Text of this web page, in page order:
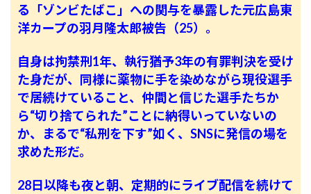
る「ゾンビたばこ」への関与を暴露した元広島東
洋カープの羽月隆太郎被告（25）。
自身は拘禁刑1年、執行猶予3年の有罪判決を受け
た身だが、同様に薬物に手を染めながら現役選手
で居続けていること、仲間と信じた選手たちか
ら“切り捨てられた”ことに納得いっていないの
か、まるで“私刑を下す”如く、SNSに発信の場を
求めた形だ。
28日以降も夜と朝、定期的にライブ配信を続けて